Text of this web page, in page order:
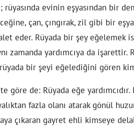
evinin eşyasından bir
çan, çıngırak, zil gibi bir
eder. Rüyada bir şey
zamanda yardımcıya da
bir şeyi eğelediğini gören
göre de: Rüyada eğe
fazla olanı atarak gönül
çıkaran gayret ehli kimseye